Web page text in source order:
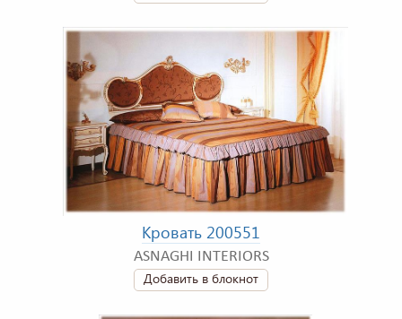
Кровать 200551
ASNAGHI INTERIORS
Добавить в блокнот